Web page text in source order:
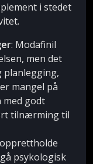
i stedet
: Modafinil
men det
planlegging,
mangel på
med godt
tilnærming til
psykologisk